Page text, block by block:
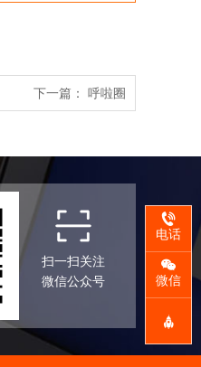
下一篇： 呼啦圈
扫一扫关注
微信公众号
电话
微信